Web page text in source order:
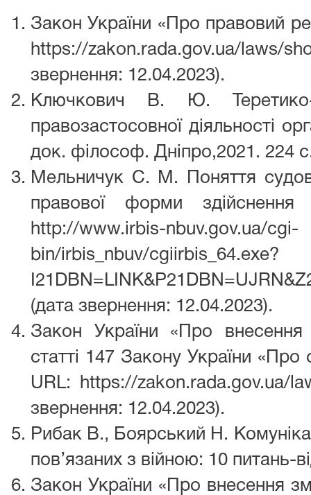
Закон України «Про правовий
https://zakon.rada.gov.ua/
звернення: 12.04.2023).
Ключкович В. Ю. Теретико-
правозастосовної діяльності
док. філософ. Дніпро,2021. 224
Мельничук С. М. Поняття
правової форми
http://www.irbis-nbuv.gov.ua/cgi-
bin/irbis_nbuv/cgiirbis_64.exe?
(дата звернення: 12.04.2023).
Закон України «Про
статті 147 Закону України «Про
URL: https://zakon.rada.gov.ua/
звернення: 12.04.2023).
Рибак В., Боярський Н.
пов’язаних з війною: 10 питань-
Закон України «Про внесення